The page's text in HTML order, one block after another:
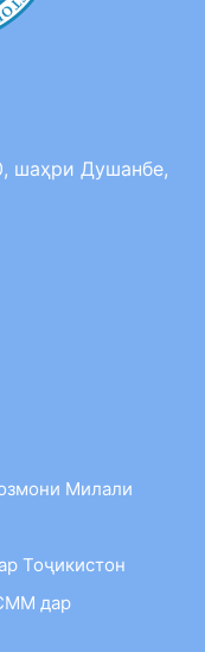
шаҳри Душанбе,
Милали
Тоҷикистон
дар